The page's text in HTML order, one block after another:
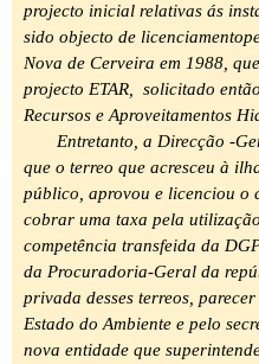
projecto inicial relativas ás
sido objecto de
Nova de Cerveira em 1988,
projecto ETAR, solicitado
Recursos e Aproveitamentos
Entretanto, a Direcção -
que o terreo que acresceu à
público, aprovou e licenciou o
cobrar uma taxa pela
competência transfeida da
da Procuradoria-Geral da
privada desses terreos,
Estado do Ambiente e pelo
nova entidade que